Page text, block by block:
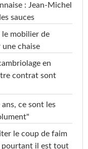
: Jean-Michel
sauces
mobilier de
chaise
en
contrat sont
ce sont les
le coup de faim
pourtant il est tout